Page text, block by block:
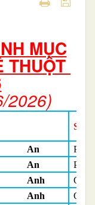
MỤC
THUỘT
2026)
SỨ
An
Phó
An
Phó
Anh
Anh